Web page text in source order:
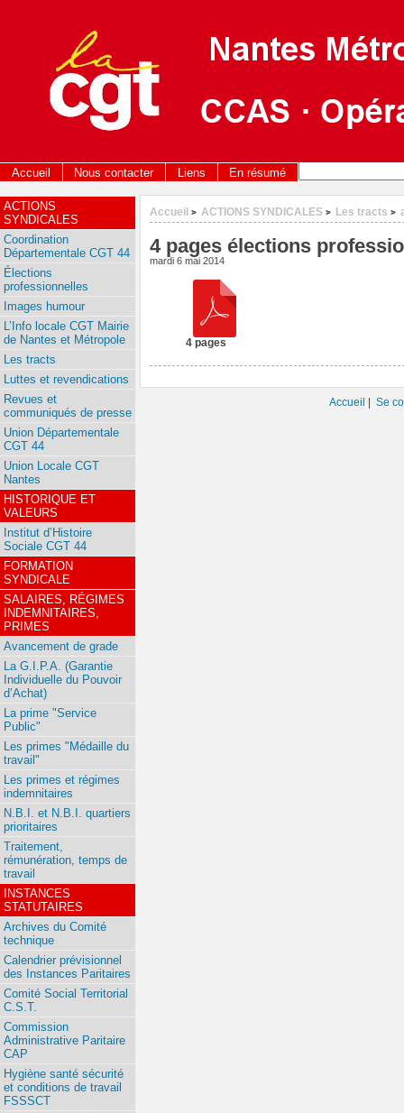
Accueil Nous contacter Liens En résumé
Accueil > ACTIONS SYNDICALES > Les tracts >
4 pages élections
mardi 6 mai 2014
4 pages
ACTIONS
SYNDICALES
Coordination
Départementale CGT 44
Élections
professionnelles
Images humour
L’Info locale CGT Mairie
de Nantes et Métropole
Les tracts
Luttes et revendications
Revues et
communiqués de presse
Union Départementale
CGT 44
Union Locale CGT
Nantes
HISTORIQUE ET
VALEURS
Institut d’Histoire
Sociale CGT 44
FORMATION
SYNDICALE
SALAIRES, RÉGIMES
INDEMNITAIRES,
PRIMES
Avancement de grade
La G.I.P.A. (Garantie
Individuelle du Pouvoir
d’Achat)
La prime "Service
Public"
Les primes "Médaille du
travail"
Les primes et régimes
indemnitaires
N.B.I. et N.B.I. quartiers
prioritaires
Traitement,
rémunération, temps de
travail
INSTANCES
STATUTAIRES
Archives du Comité
technique
Calendrier prévisionnel
des Instances Paritaires
Comité Social Territorial
C.S.T.
Commission
Administrative Paritaire
CAP
Hygiène santé sécurité
et conditions de travail
FSSSCT
Accueil | Se